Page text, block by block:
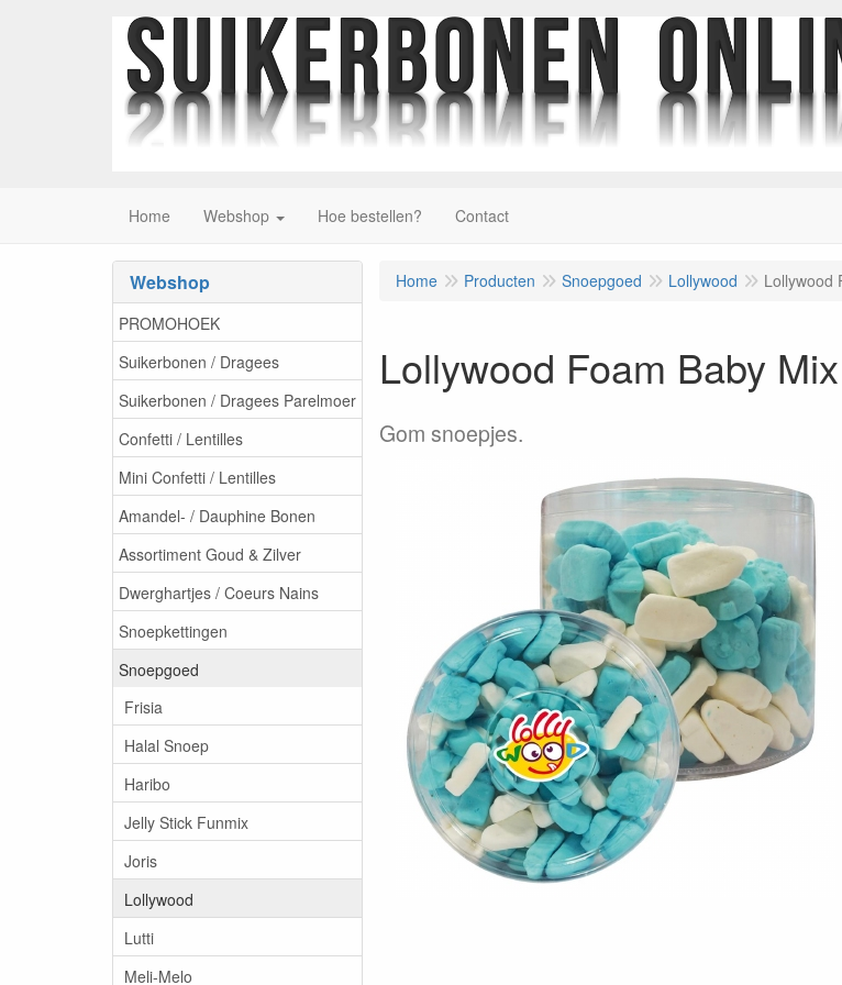
Home Webshop Hoe bestellen? Contact
Webshop
PROMOHOEK
Suikerbonen / Dragees
Suikerbonen / Dragees Parelmoer
Confetti / Lentilles
Mini Confetti / Lentilles
Amandel- / Dauphine Bonen
Assortiment Goud & Zilver
Dwerghartjes / Coeurs Nains
Snoepkettingen
Snoepgoed
Frisia
Halal Snoep
Haribo
Jelly Stick Funmix
Joris
Lollywood
Lutti
Meli-Melo
Home Producten Snoepgoed Lollywood Lollywood
Lollywood Foam Baby
Gom snoepjes.